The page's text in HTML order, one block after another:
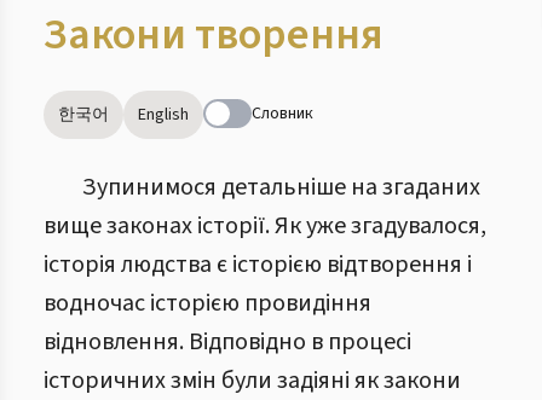
Закони творення
한국어 English Словник
Зупинимося детальніше на згаданих
вище законах історії. Як уже згадувалося,
історія людства є історією відтворення і
водночас історією провидіння
відновлення. Відповідно в процесі
історичних змін були задіяні як закони